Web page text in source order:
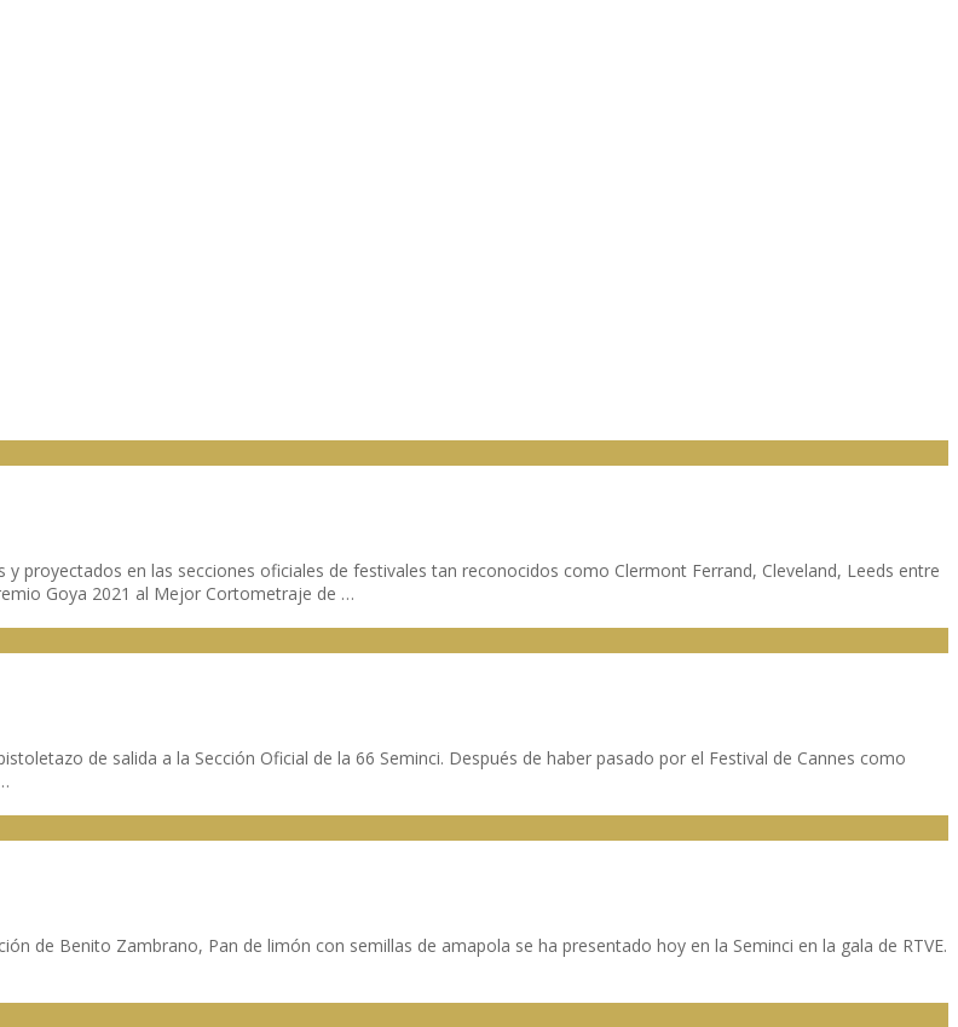
proyectados en las secciones oficiales de festivales tan reconocidos como Clermont Ferrand, Cleveland, Leeds entre
Goya 2021 al Mejor Cortometraje de …
de salida a la Sección Oficial de la 66 Seminci. Después de haber pasado por el Festival de Cannes como
de Benito Zambrano, Pan de limón con semillas de amapola se ha presentado hoy en la Seminci en la gala de RTVE.